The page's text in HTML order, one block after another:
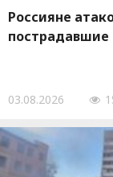
Россияне
пострадавшие
03.08.2026